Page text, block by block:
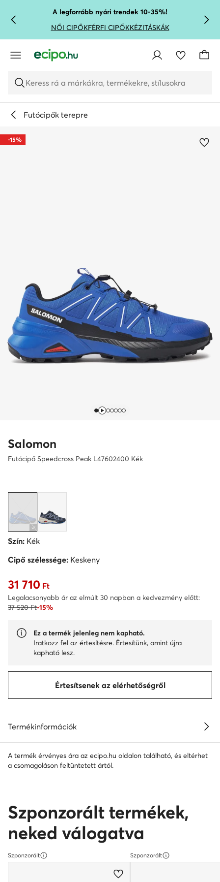
UGRÁS A FŐ TARTALOMRA
UGRÁS A KERESÉSHEZA legforróbb nyári trendek 10-35%!
NŐI CIPŐKFÉRFI CIPŐKKÉZITÁSKÁK
Keress rá a márkákra, termékekre, stílusokra
Futócipők terepre
-15%
Salomon
Futócipő Speedcross Peak L47602400 Kék
Szín: Kék
Cipő szélessége: Keskeny
Aktuális ár 31 710 Ft
31 710 Ft
Legalacsonyabb ár az elmúlt 30 napban a kedvezmény előtt:
37 520 Ft-15%
Ez a termék jelenleg nem kapható.
Iratkozz fel az értesítésre. Értesítünk, amint újra
kapható lesz.
Értesítsenek az elérhetőségről
Termékinformációk
A termék érvényes ára az ecipo.hu oldalon található, és eltérhet
a csomagoláson feltüntetett ártól.
Szponzorált termékek,
neked válogatva
Szponzorált Szponzorált